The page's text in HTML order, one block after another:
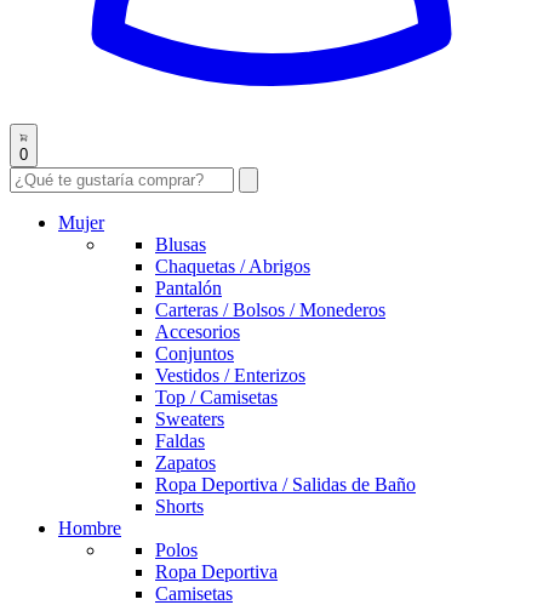
0
Mujer
Blusas
Chaquetas / Abrigos
Pantalón
Carteras / Bolsos / Monederos
Accesorios
Conjuntos
Vestidos / Enterizos
Top / Camisetas
Sweaters
Faldas
Zapatos
Ropa Deportiva / Salidas de Baño
Shorts
Hombre
Polos
Ropa Deportiva
Camisetas